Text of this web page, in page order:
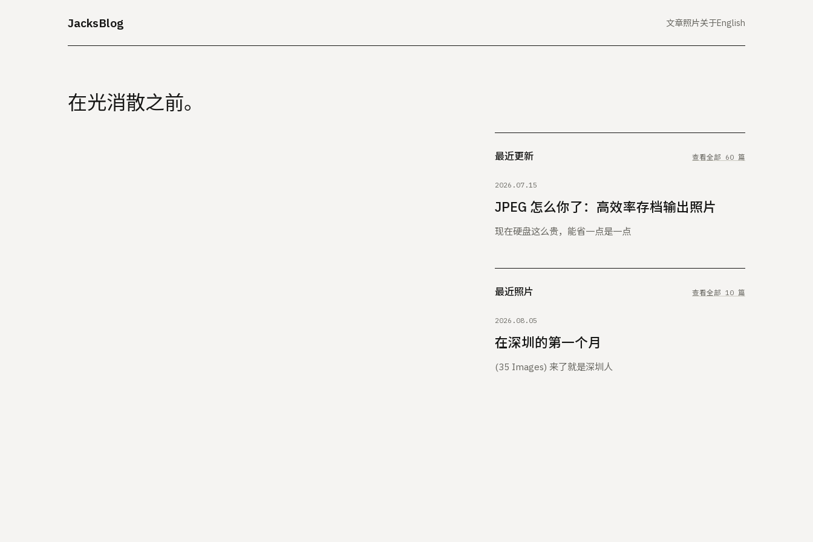
JacksBlog 文章照片关于English
在光消散之前。
最近更新 查看全部 60 篇
2026.07.15
JPEG 怎么你了：高效率存档输出照片
现在硬盘这么贵，能省一点是一点
最近照片 查看全部 10 篇
2026.08.05
在深圳的第一个月
(35 Images) 来了就是深圳人